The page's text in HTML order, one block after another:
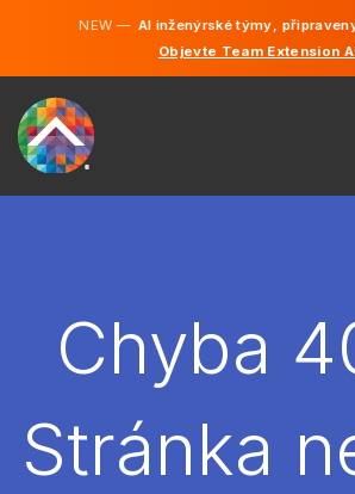
NEW —AI inženýrské týmy,
Objevte Team Extension
NAJMOUT
CS
Chyba
Stránka